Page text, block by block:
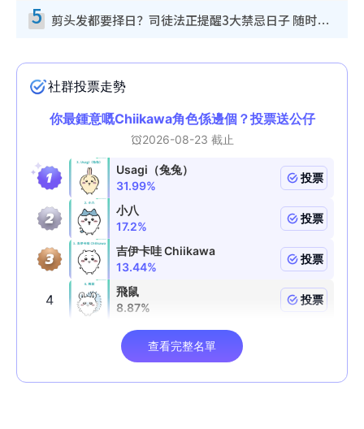
5 剪头发都要择日？司徒法正提醒3大禁忌日子 随时剪走财运！这日剪发恐“剪寿命”？